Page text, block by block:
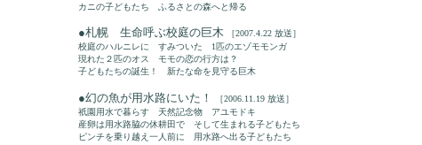
カニの子どもたち ふるさとの森へと帰る
●札幌 生命呼ぶ校庭の巨木
［2007.4.22 放送］
校庭のハルニレに すみついた 1匹のエゾモモンガ
現れた２匹のオス モモの恋の行方は？
子どもたちの誕生！ 新たな命を見守る巨木
●幻の魚が用水路にいた！
［2006.11.19 放送］
祇園用水で暮らす 天然記念物 アユモドキ
産卵は用水路脇の休耕田で そして生まれる子どもたち
ピンチを乗り越え一人前に 用水路へ出る子どもたち